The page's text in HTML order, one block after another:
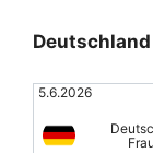
5.6.2026